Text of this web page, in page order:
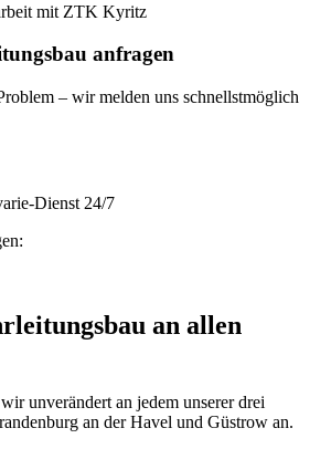
mit ZTK Kyritz
anfragen
– wir melden uns schnellstmöglich
Dienst 24/7
an allen
unverändert an jedem unserer drei
an der Havel und Güstrow an.